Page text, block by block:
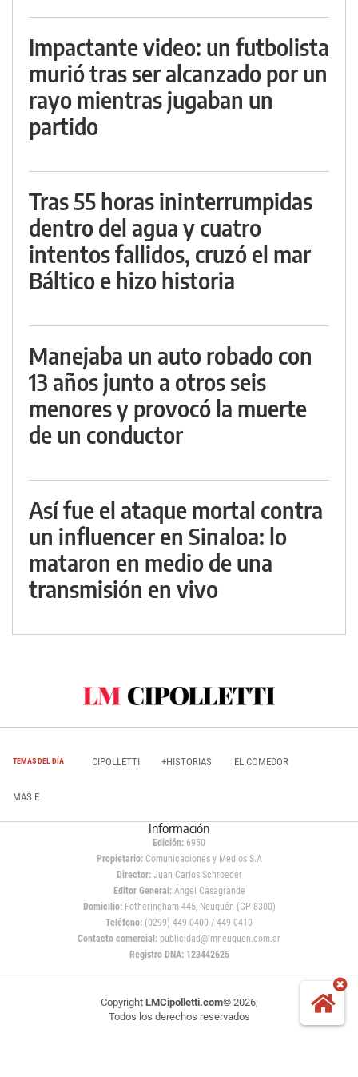
Impactante video: un futbolista
murió tras ser alcanzado por un
rayo mientras jugaban un
partido
Tras 55 horas ininterrumpidas
dentro del agua y cuatro
intentos fallidos, cruzó el mar
Báltico e hizo historia
Manejaba un auto robado con
13 años junto a otros seis
menores y provocó la muerte
de un conductor
Así fue el ataque mortal contra
un influencer en Sinaloa: lo
mataron en medio de una
transmisión en vivo
TEMAS DEL DÍA CIPOLLETTI +HISTORIAS EL COMEDOR
MAS E
Información
Edición: 6950
Propietario:Comunicaciones y Medios S.A
Director: Juan Carlos Schroeder
Editor General:Ángel Casagrande
Domicilio:Fotheringham 445, Neuquén (CP 8300)
Teléfono: (0299) 449 0400 / 449 0410
Contacto comercial: publicidad@lmneuquen.com.ar
Registro DNA: 123442625
Copyright LMCipolletti.com© 2026,
Todos los derechos reservados